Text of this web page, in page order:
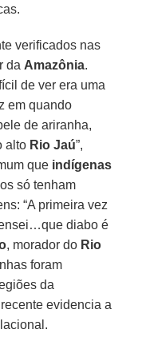
verificados nas
da Amazônia.
de ver era uma
em quando
de ariranha,
alto Rio Jaú”,
que indígenas
só tenham
“A primeira vez
diabo é
, morador do Rio
foram
da
evidencia a